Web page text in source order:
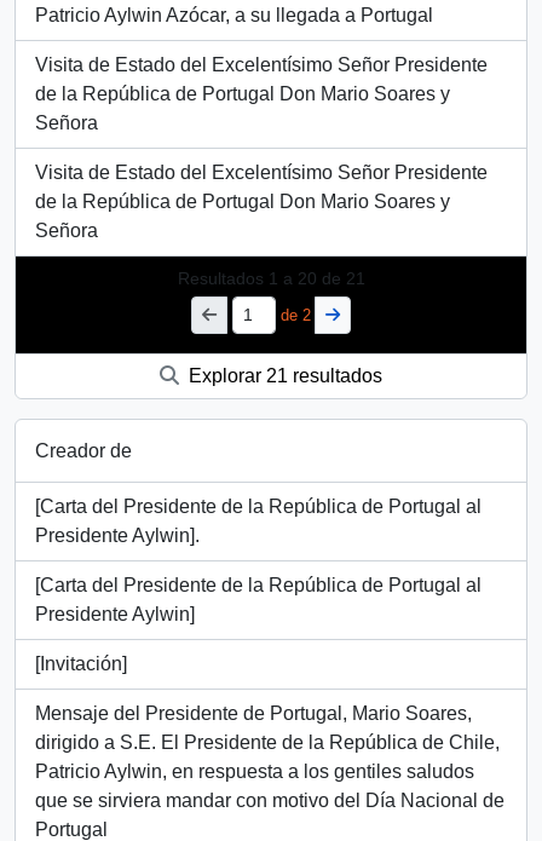
Patricio Aylwin Azócar, a su llegada a Portugal
Visita de Estado del Excelentísimo Señor Presidente
de la República de Portugal Don Mario Soares y
Señora
Visita de Estado del Excelentísimo Señor Presidente
de la República de Portugal Don Mario Soares y
Señora
Resultados 1 a 20 de 21
de 2
Explorar 21 resultados
Creador de
[Carta del Presidente de la República de Portugal al
Presidente Aylwin].
[Carta del Presidente de la República de Portugal al
Presidente Aylwin]
[Invitación]
Mensaje del Presidente de Portugal, Mario Soares,
dirigido a S.E. El Presidente de la República de Chile,
Patricio Aylwin, en respuesta a los gentiles saludos
que se sirviera mandar con motivo del Día Nacional de
Portugal